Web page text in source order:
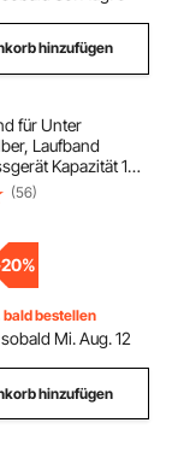
hinzufügen
für Unter
Laufband
Kapazität 100
mit
zu Hause
(56)
20%
bald bestellen
sobald Mi. Aug. 12
hinzufügen